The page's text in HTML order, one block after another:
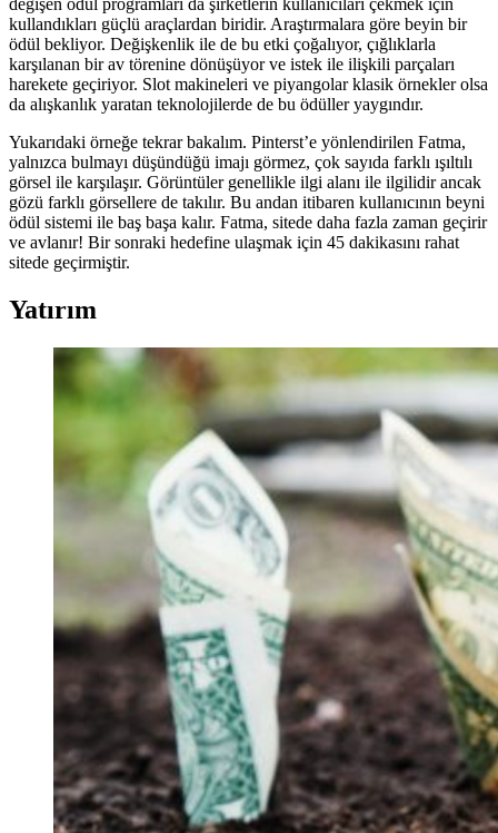
değişen ödül programları da şirketlerin kullanıcıları çekmek için
kullandıkları güçlü araçlardan biridir. Araştırmalara göre beyin bir
ödül bekliyor. Değişkenlik ile de bu etki çoğalıyor, çığlıklarla
karşılanan bir av törenine dönüşüyor ve istek ile ilişkili parçaları
harekete geçiriyor. Slot makineleri ve piyangolar klasik örnekler olsa
da alışkanlık yaratan teknolojilerde de bu ödüller yaygındır.
Yukarıdaki örneğe tekrar bakalım. Pinterst’e yönlendirilen Fatma,
yalnızca bulmayı düşündüğü imajı görmez, çok sayıda farklı ışıltılı
görsel ile karşılaşır. Görüntüler genellikle ilgi alanı ile ilgilidir ancak
gözü farklı görsellere de takılır. Bu andan itibaren kullanıcının beyni
ödül sistemi ile baş başa kalır. Fatma, sitede daha fazla zaman geçirir
ve avlanır! Bir sonraki hedefine ulaşmak için 45 dakikasını rahat
sitede geçirmiştir.
Yatırım